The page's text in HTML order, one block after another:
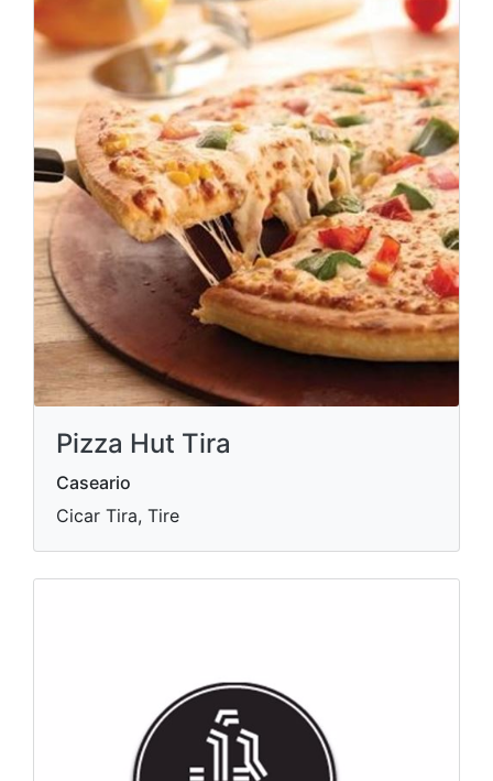
Pizza Hut Tira
Caseario
Cicar Tira, Tire